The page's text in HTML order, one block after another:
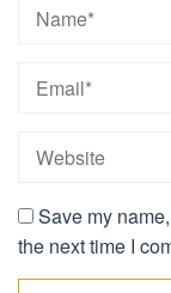
Save my
the next time I